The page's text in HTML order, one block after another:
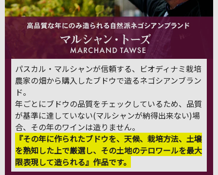
パスカル・マルシャンが信頼する、ビオディナミ栽培
農家の畑から購入したブドウで造るネゴシアンブラン
ド。
年ごとにブドウの品質をチェックしているため、品質
が基準に達していない(マルシャンが納得出来ない)場
合、その年のワインは造りません。
『その年に作られたブドウを、天候、栽培方法、土壌
を熟知した上で厳選し、その土地のテロワールを最大
限表現して造られる』作品です。